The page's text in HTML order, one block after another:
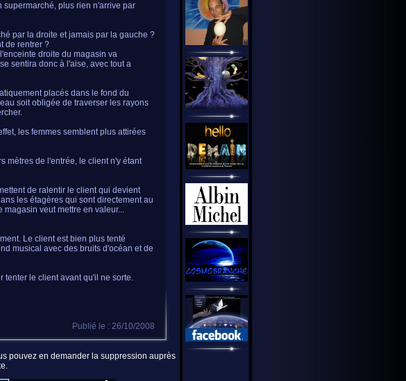
supermarché, plus rien n'arrive par
par la droite et jamais par la gauche ?
de rentrer ?
droite du magasin va
sentira donc à l'aise, avec tout a
placés dans le fond du
soit obligée de traverser les rayons
les femmes semblent plus attirées
mètres de l'entrée, le client n'y étant
de ralentir le client qui devient
les étagères qui sont directement au
veut mettre en valeur...
Le client est bien plus tenté
musical avec des bruits d'océan et de
tenter le client avant qu'il ne sorte.
Publié le : 26/10/2008
pouvez en demander la suppression auprès